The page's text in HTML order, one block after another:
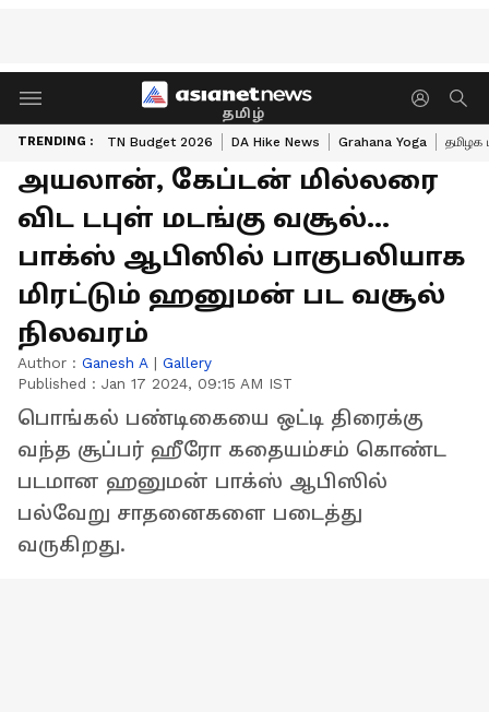
தமிழ்
TRENDING : TN Budget 2026 DA Hike News Grahana Yoga தமிழக
அயலான், கேப்டன் மில்லரை
விட டபுள் மடங்கு வசூல்...
பாக்ஸ் ஆபிஸில் பாகுபலியாக
மிரட்டும் ஹனுமன் பட வசூல்
நிலவரம்
Author : Ganesh A | Gallery
Published : Jan 17 2024, 09:15 AM IST
பொங்கல் பண்டிகையை ஒட்டி திரைக்கு
வந்த சூப்பர் ஹீரோ கதையம்சம் கொண்ட
படமான ஹனுமன் பாக்ஸ் ஆபிஸில்
பல்வேறு சாதனைகளை படைத்து
வருகிறது.